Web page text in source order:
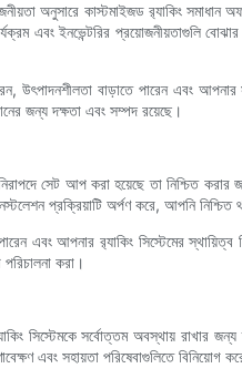
অনুসারে কাস্টমাইজড র‍্যাকিং সমাধান
এবং ইনভেন্টরির প্রয়োজনীয়তাগুলি
উৎপাদনশীলতা বাড়াতে পারেন এবং
জন্য দক্ষতা এবং সম্পদ রয়েছে।
সেট আপ করা হয়েছে তা নিশ্চিত
প্রক্রিয়াটি অর্পণ করে, আপনি নিশ্চিত
এবং আপনার র‍্যাকিং সিস্টেমের
করা।
সিস্টেমকে সর্বোত্তম অবস্থায় রাখার
এবং সহায়তা পরিষেবাগুলিতে